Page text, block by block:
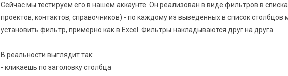
Сейчас мы тестируем его в нашем аккаунте. Он реализован в виде фильтров в
проектов, контактов, справочников) - по каждому из выведенных в список столбцов
установить фильтр, примерно как в Excel. Фильтры накладываются друг на друга.
В реальности выглядит так:
- кликаешь по заголовку столбца